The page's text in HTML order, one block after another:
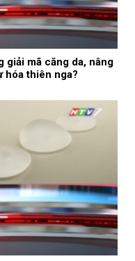
giải mã căng da, nâng
hóa thiên nga?